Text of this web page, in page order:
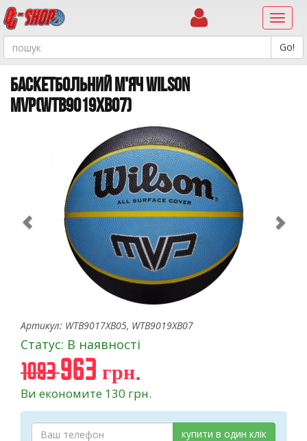
БАСКЕТБОЛЬНИЙ М'ЯЧ WILSON
MVP(WTB9019XB07)
Артикул: WTB9017XB05, WTB9019XB07
Статус: В наявності
1093963 грн.
Ви економите 130 грн.
купити в один клік